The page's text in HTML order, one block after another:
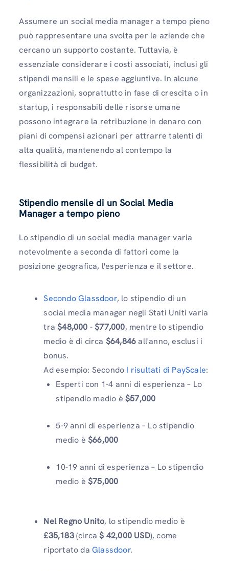
Assumere un social media manager a tempo pieno
può rappresentare una svolta per le aziende che
cercano un supporto costante. Tuttavia, è
essenziale considerare i costi associati, inclusi gli
stipendi mensili e le spese aggiuntive. In alcune
organizzazioni, soprattutto in fase di crescita o in
startup, i responsabili delle risorse umane
possono integrare la retribuzione in denaro con
piani di compensi azionari per attrarre talenti di
alta qualità, mantenendo al contempo la
flessibilità di budget.
Stipendio mensile di un Social Media
Manager a tempo pieno
Lo stipendio di un social media manager varia
notevolmente a seconda di fattori come la
posizione geografica, l'esperienza e il settore.
Secondo Glassdoor, lo stipendio di un
social media manager negli Stati Uniti varia
tra$48,000 -$77,000, mentre lo stipendio
medio è di circa $64,846all'anno, esclusi i
bonus.
Ad esempio: Secondo I risultati di PayScale:
Esperti con 1-4 anni di esperienza – Lo
stipendio medio è $57,000
5-9 anni di esperienza – Lo stipendio
medio è $66,000
10-19 anni di esperienza – Lo stipendio
medio è $75,000
Nel Regno Unito, lo stipendio medio è
£35,183(circa$ 42,000 USD), come
riportato da Glassdoor.